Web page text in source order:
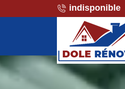
indisponible